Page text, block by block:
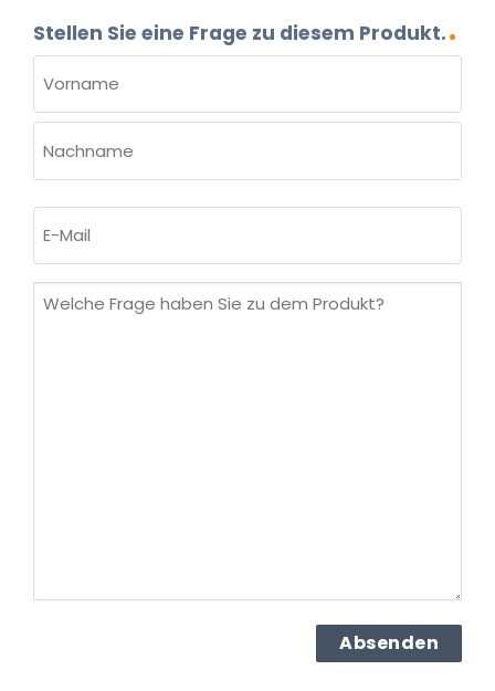
Stellen Sie eine Frage zu diesem Produkt.
(ERFORDERLICH)
Vorname
Mail
Welche